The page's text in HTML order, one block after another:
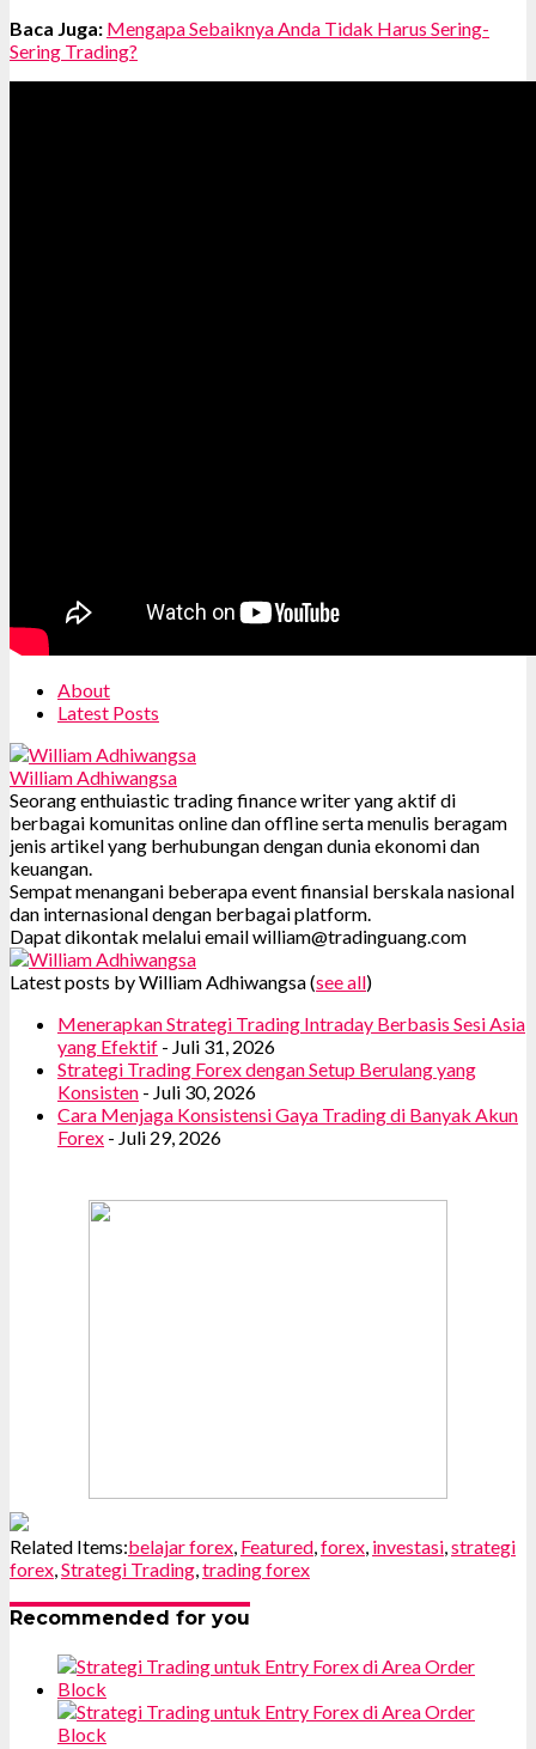
Baca Juga: Mengapa Sebaiknya Anda Tidak Harus Sering-
Sering Trading?
About
Latest Posts
William Adhiwangsa
Seorang enthuiastic trading finance writer yang aktif di
berbagai komunitas online dan offline serta menulis beragam
jenis artikel yang berhubungan dengan dunia ekonomi dan
keuangan.
Sempat menangani beberapa event finansial berskala nasional
dan internasional dengan berbagai platform.
Dapat dikontak melalui email william@tradinguang.com
Latest posts by William Adhiwangsa(see all)
Menerapkan Strategi Trading Intraday Berbasis Sesi Asia
yang Efektif - Juli 31, 2026
Strategi Trading Forex dengan Setup Berulang yang
Konsisten - Juli 30, 2026
Cara Menjaga Konsistensi Gaya Trading di Banyak Akun
Forex - Juli 29, 2026
Related Items:belajar forex, Featured,forex, investasi,strategi
forex,Strategi Trading,trading forex
Recommended for you